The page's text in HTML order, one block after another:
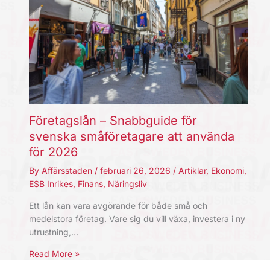
Företagslån – Snabbguide för
svenska småföretagare att använda
för 2026
By Affärsstaden / februari 26, 2026 / Artiklar, Ekonomi,
ESB Inrikes, Finans, Näringsliv
Ett lån kan vara avgörande för både små och
medelstora företag. Vare sig du vill växa, investera i ny
utrustning,…
Read More »